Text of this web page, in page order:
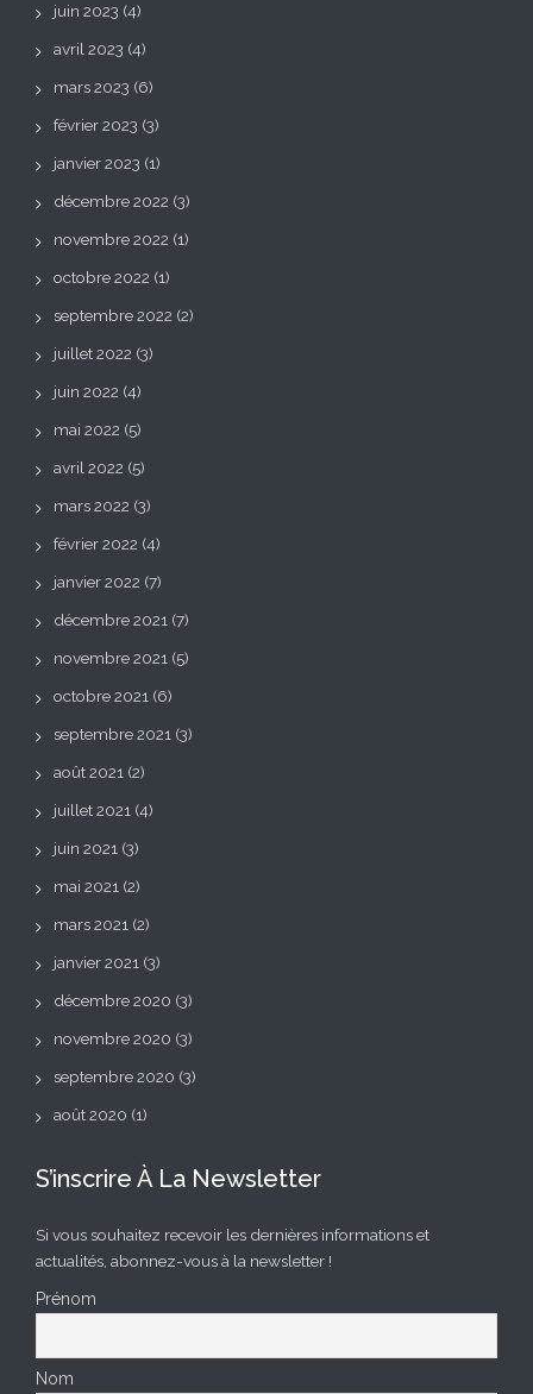
juin 2023 (4)
avril 2023 (4)
mars 2023 (6)
février 2023 (3)
janvier 2023 (1)
décembre 2022 (3)
novembre 2022 (1)
octobre 2022 (1)
septembre 2022 (2)
juillet 2022 (3)
juin 2022 (4)
mai 2022 (5)
avril 2022 (5)
mars 2022 (3)
février 2022 (4)
janvier 2022 (7)
décembre 2021 (7)
novembre 2021 (5)
octobre 2021 (6)
septembre 2021 (3)
août 2021 (2)
juillet 2021 (4)
juin 2021 (3)
mai 2021 (2)
mars 2021 (2)
janvier 2021 (3)
décembre 2020 (3)
novembre 2020 (3)
septembre 2020 (3)
août 2020 (1)
S’inscrire À La Newsletter
Si vous souhaitez recevoir les dernières informations et
actualités, abonnez-vous à la newsletter !
Prénom
Nom